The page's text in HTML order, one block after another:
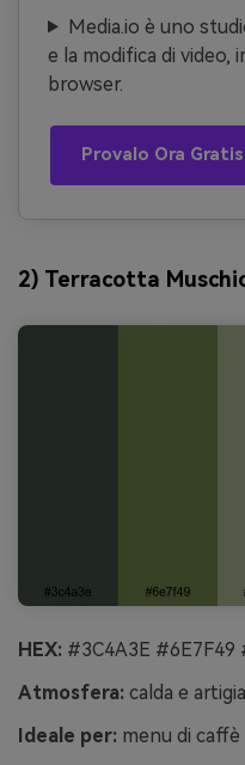
Media.io è uno
e la modifica di video,
browser.
Provalo Ora Gratis
2) Terracotta
HEX: #3C4A3E #6E7F49
Atmosfera: calda e
Ideale per: menu di